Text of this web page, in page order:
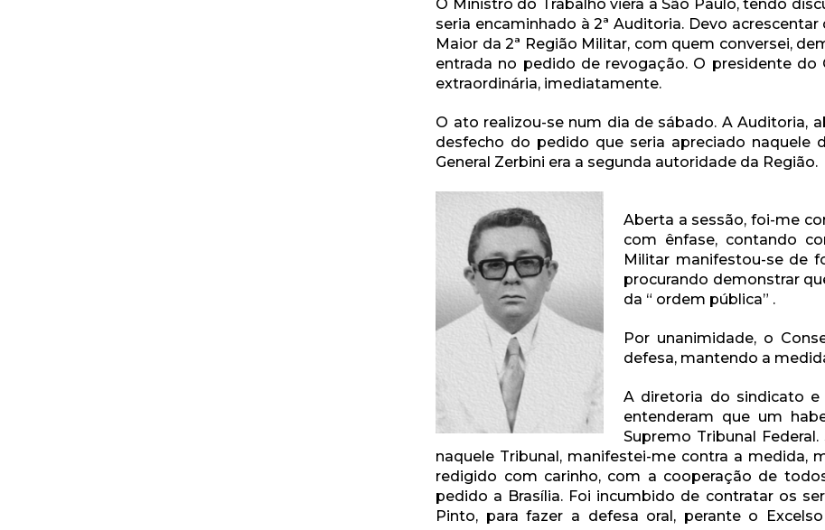
O Ministro do Trabalho viera a São Paulo, tendo
seria encaminhado à 2ª Auditoria. Devo
Maior da 2ª Região Militar, com quem conversei,
entrada no pedido de revogação. O presidente do
extraordinária, imediatamente.
O ato realizou-se num dia de sábado. A Auditoria,
desfecho do pedido que seria apreciado naquele
General Zerbini era a segunda autoridade da Região.
Aberta a sessão, foi-me
com ênfase, contando
Militar manifestou-se de
procurando demonstrar
da “ ordem pública” .
Por unanimidade, o
defesa, mantendo a
A diretoria do sindicato
entenderam que um
Supremo Tribunal
naquele Tribunal, manifestei-me contra a medida,
redigido com carinho, com a cooperação de
pedido a Brasília. Foi incumbido de contratar os
Pinto, para fazer a defesa oral, perante o